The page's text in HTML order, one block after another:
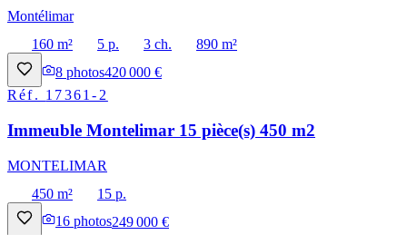
Montélimar
160 m²
5 p. 3 ch.
890 m²
8 photos420 000 €
Réf. 17361-2
Immeuble Montelimar 15 pièce(s) 450 m2
MONTELIMAR
450 m²
15 p.
16 photos249 000 €